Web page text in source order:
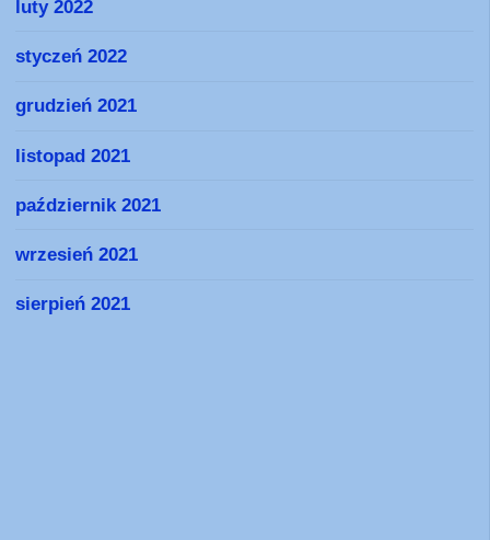
luty 2022
styczeń 2022
grudzień 2021
listopad 2021
październik 2021
wrzesień 2021
sierpień 2021